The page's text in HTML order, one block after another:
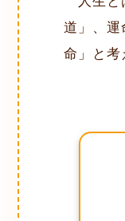
道」、運
命」と考